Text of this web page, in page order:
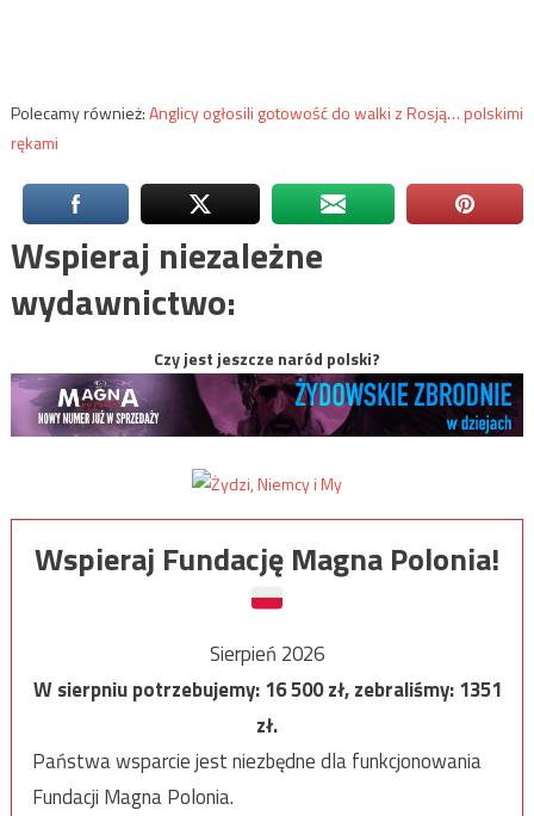
Polecamy również:Anglicy ogłosili gotowość do walki z Rosją… polskimi
rękami
Wspieraj niezależne
wydawnictwo:
Czy jest jeszcze naród polski?
Wspieraj Fundację Magna Polonia!
Sierpień 2026
W sierpniu potrzebujemy:16 500zł, zebraliśmy:1351
zł.
Państwa wsparcie jest niezbędne dla funkcjonowania
Fundacji Magna Polonia.